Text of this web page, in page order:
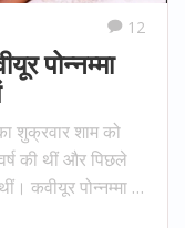
12
पोन्नम्मा
शुक्रवार शाम को
की थीं और पिछले
कवीयूर पोन्नम्मा ने
और मलयालम